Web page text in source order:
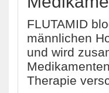
FLUTAMID
männlichen
und wird
Therapie